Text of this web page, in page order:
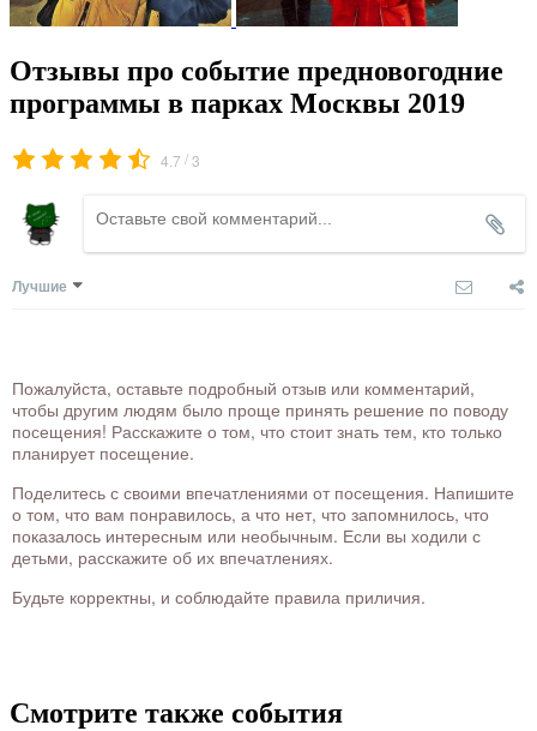
Отзывы про событие предновогодние
программы в парках Москвы 2019
4.7 /3
Лучшие
Пожалуйста, оставьте подробный отзыв или комментарий,
чтобы другим людям было проще принять решение по поводу
посещения! Расскажите о том, что стоит знать тем, кто только
планирует посещение.
Поделитесь с своими впечатлениями от посещения. Напишите
о том, что вам понравилось, а что нет, что запомнилось, что
показалось интересным или необычным. Если вы ходили с
детьми, расскажите об их впечатлениях.
Будьте корректны, и соблюдайте правила приличия.
Смотрите также события